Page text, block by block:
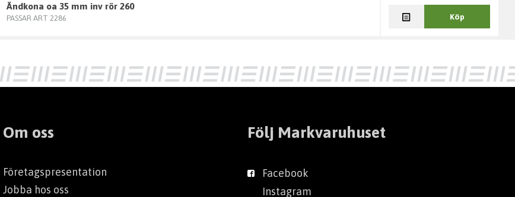
ändkona oa 35 mm inv rör 260
PASSAR ART 2286 Köp
Om oss
Företagspresentation
Jobba hos oss
Följ Markvaruhuset
Facebook
Instagram